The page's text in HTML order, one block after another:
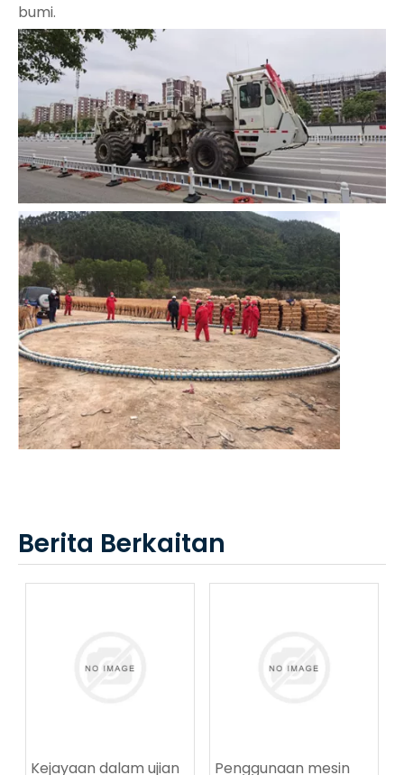
bumi.
Berita Berkaitan
Kejayaan dalam ujian
Penggunaan mesin